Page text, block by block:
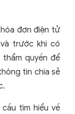
đơn điện tử
trước khi có
quyền để
tin chia sẻ
tìm hiểu về